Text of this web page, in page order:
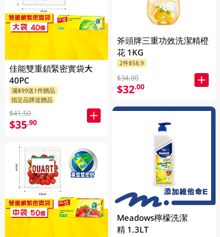
佳能雙重鎖緊密實袋大
40PC
滿$99送1件贈品
指定品牌送贈品
$41.50
$35.90
斧頭牌三重功效洗潔精橙
花 1KG
2件$58.9
$34.00
$32.00
Meadows檸檬洗潔
精 1.3LT